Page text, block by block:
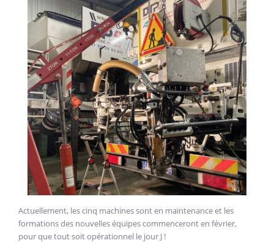
Actuellement, les cinq machines sont en maintenance et les
formations des nouvelles équipes commenceront en février,
pour que tout soit opérationnel le jour J !